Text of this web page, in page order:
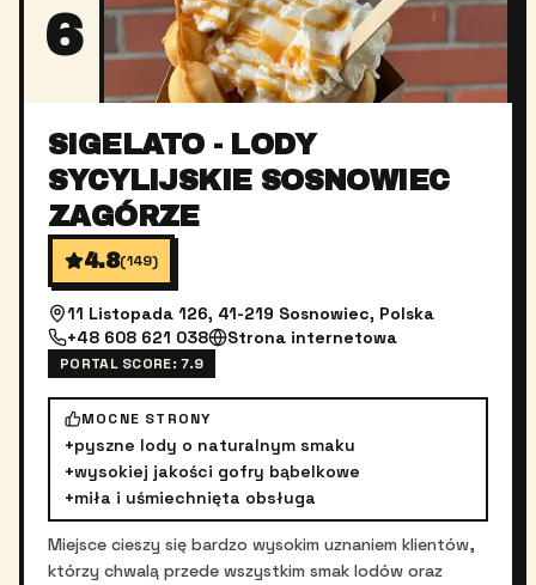
6
SIGELATO - LODY
SYCYLIJSKIE SOSNOWIEC
ZAGÓRZE
4.8(149)
11 Listopada 126, 41-219 Sosnowiec, Polska
+48 608 621 038
Strona internetowa
PORTAL SCORE:7.9
MOCNE STRONY
+pyszne lody o naturalnym smaku
+wysokiej jakości gofry bąbelkowe
+miła i uśmiechnięta obsługa
Miejsce cieszy się bardzo wysokim uznaniem klientów,
którzy chwalą przede wszystkim smak lodów oraz